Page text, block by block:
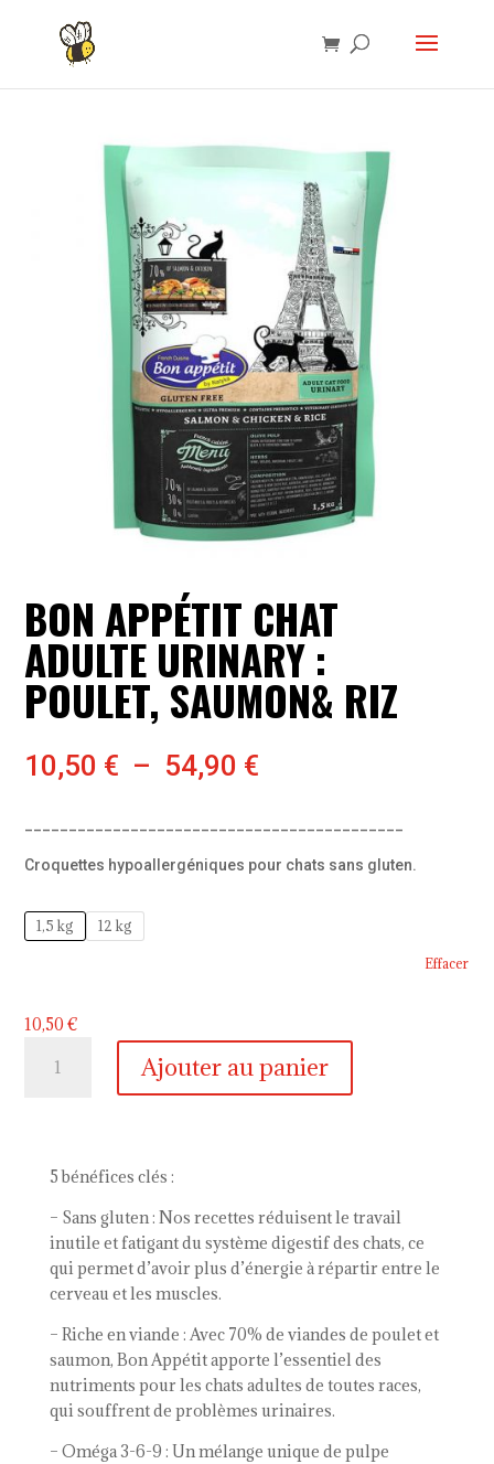
BON APPÉTIT CHAT
ADULTE URINARY :
POULET, SAUMON& RIZ
10,50 € – 54,90 €
10,50 €
à
Croquettes hypoallergéniques pour chats sans gluten.
1,5 kg 12 kg
Effacer
10,50€
adulte
poulet,
saumon&
Ajouter au panier
5 bénéfices clés :
– Sans gluten : Nos recettes réduisent le travail
inutile et fatigant du système digestif des chats, ce
qui permet d’avoir plus d’énergie à répartir entre le
cerveau et les muscles.
– Riche en viande : Avec 70% de viandes de poulet et
saumon, Bon Appétit apporte l’essentiel des
nutriments pour les chats adultes de toutes races,
qui souffrent de problèmes urinaires.
– Oméga 3-6-9 : Un mélange unique de pulpe